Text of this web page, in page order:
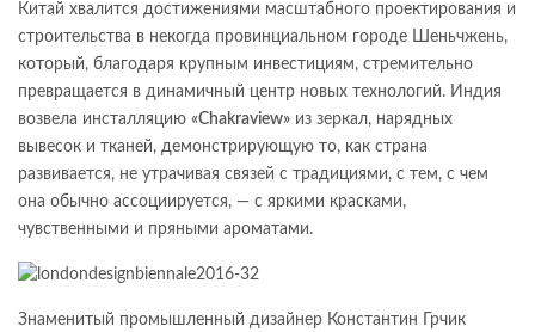
Китай хвалится достижениями масштабного проектирования и
строительства в некогда провинциальном городе Шеньчжень,
который, благодаря крупным инвестициям, стремительно
превращается в динамичный центр новых технологий. Индия
возвела инсталляцию «Chakraview» из зеркал, нарядных
вывесок и тканей, демонстрирующую то, как страна
развивается, не утрачивая связей с традициями, с тем, с чем
она обычно ассоциируется, — с яркими красками,
чувственными и пряными ароматами.
Знаменитый промышленный дизайнер Константин Грчик